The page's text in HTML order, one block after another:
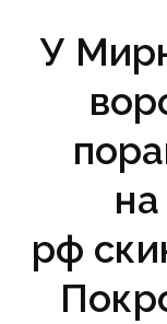
У
на
рф